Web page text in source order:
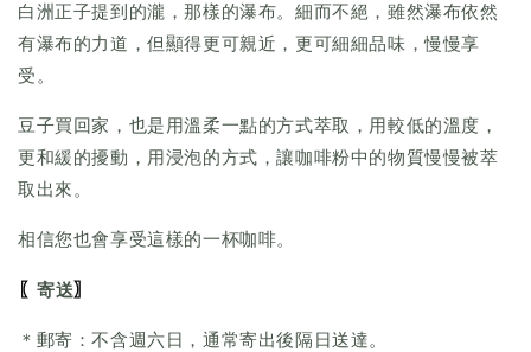
白洲正子提到的瀧，那樣的瀑布。細而不絕，雖然瀑布依然
有瀑布的力道，但顯得更可親近，更可細細品味，慢慢享
受。
豆子買回家，也是用溫柔一點的方式萃取，用較低的溫度，
更和緩的擾動，用浸泡的方式，讓咖啡粉中的物質慢慢被萃
取出來。
相信您也會享受這樣的一杯咖啡。
〖 寄送〗
＊郵寄：不含週六日，通常寄出後隔日送達。